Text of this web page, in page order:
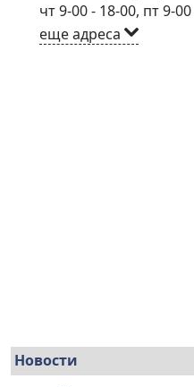
чт 9-00 - 18-00, пт 9-
еще адреса
Новости